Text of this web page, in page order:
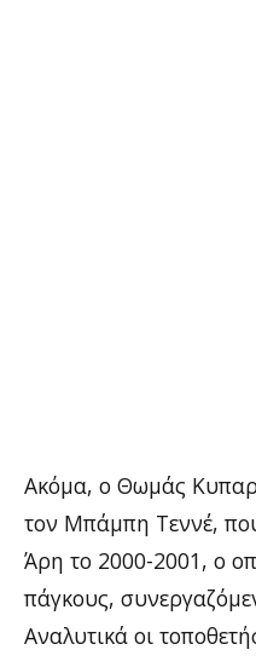
Ακόμα, ο Θωμάς
τον Μπάμπη Τεννέ,
Άρη το 2000-2001, ο
πάγκους,
Αναλυτικά οι